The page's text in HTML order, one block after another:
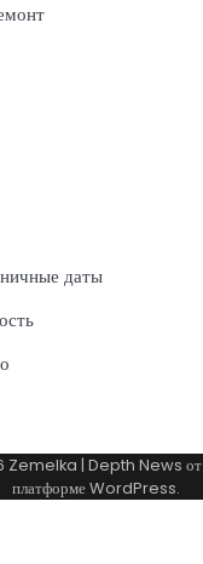
даты
Zemelka | Depth News от
платформеWordPress.